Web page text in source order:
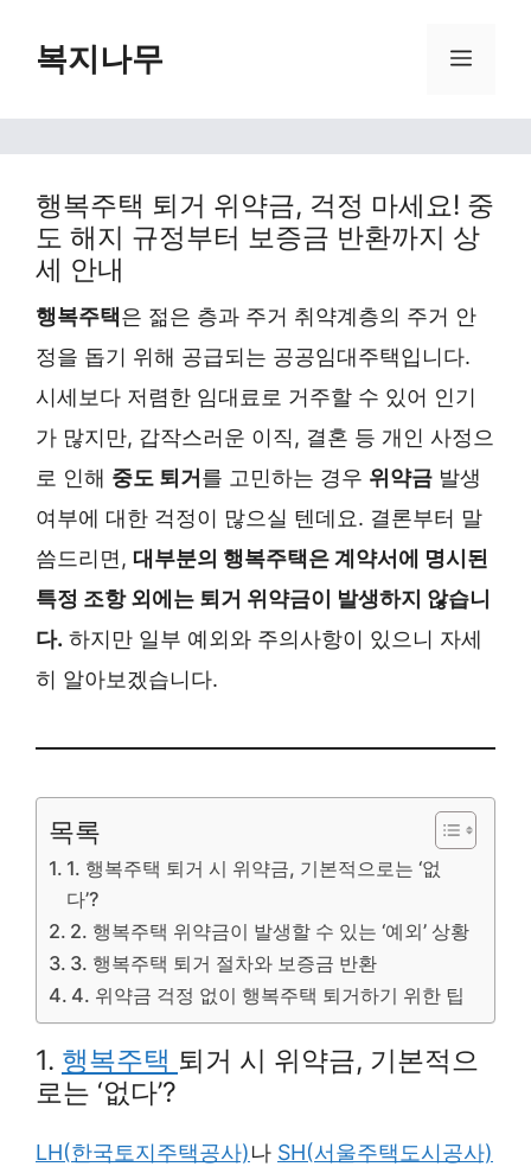
복지나무 Menu
행복주택 퇴거 위약금, 걱정 마세요! 중
도 해지 규정부터 보증금 반환까지 상
세 안내
행복주택은 젊은 층과 주거 취약계층의 주거 안
정을 돕기 위해 공급되는 공공임대주택입니다.
시세보다 저렴한 임대료로 거주할 수 있어 인기
가 많지만, 갑작스러운 이직, 결혼 등 개인 사정으
로 인해 중도 퇴거 를 고민하는 경우 위약금 발생
여부에 대한 걱정이 많으실 텐데요. 결론부터 말
씀드리면, 대부분의 행복주택은 계약서에 명시된
특정 조항 외에는 퇴거 위약금이 발생하지 않습니
다. 하지만 일부 예외와 주의사항이 있으니 자세
히 알아보겠습니다.
목록
1. 행복주택 퇴거 시 위약금, 기본적으로는 ‘없
다’?
2. 행복주택 위약금이 발생할 수 있는 ‘예외’ 상황
3. 행복주택 퇴거 절차와 보증금 반환
4. 위약금 걱정 없이 행복주택 퇴거하기 위한 팁
1. 행복주택 퇴거 시 위약금, 기본적으
로는 ‘없다’?
LH(한국토지주택공사)나 SH(서울주택도시공사)